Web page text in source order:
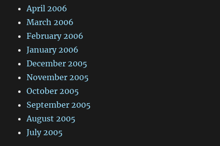
April 2006
March 2006
February 2006
January 2006
December 2005
November 2005
October 2005
September 2005
August 2005
July 2005